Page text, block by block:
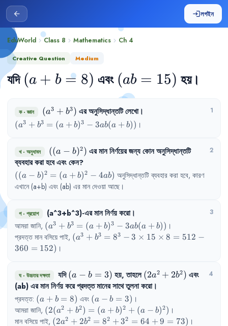
arrow_back loginলগইন
EduWorld chevron_right Class 8 chevron_right Mathematics chevron_right Ch 4
Creative Question Medium
যদি (a+b=8)
(a + b = 8) এবং (ab=15)
(ab = 15) হয়।
ক·জ্ঞান (a^{3}+b^{3})
(a3 + b3) এর অনুসিদ্ধান্তটি লেখো। 1
(a^{3}+b^{3}=
(a3 + b3 = (a + b)3 − 3ab(a + b)) ।
খ· অনুধাবন
((a-
b)^{2})
((a − b)2) এর মান নির্ণয়ের জন্য কোন অনুসিদ্ধান্তটি
ব্যবহারকরাহবেএবংকেন?
2
((a-
b)^{2}=
((a − b)2 = (a + b)2 − 4ab) অনুসিদ্ধান্তটি ব্যবহার করা হবে, কারণ
এখানে (a+b) এবং (ab) এর মান দেওয়া আছে ।
গ· প্রয়োগ (a^3+b^3)-এরমাননির্ণয়করো। 3
আমরা জানি, (a^{3}+b^{3}=
(a+b)^{3}-3ab(a+b))
(a3 + b3 = (a + b)3 − 3ab(a + b)) ।
প্রদত্ত মান বসিয়ে পাই, (a^{3}+b^{3}=
(a3 + b3 = 83 − 3 × 15 × 8 = 512 −
360 = 152) ।
ঘ· উচ্চতর দক্ষতা যদি (a-
b=3)
(a − b = 3) হয়, তাহলে (2a^{2}+2b^{2})
(2a2 + 2b2) এবং
(ab)এরমাননির্ণয়করেপ্রদত্তমানেরসাথেতুলনাকরো।
4
প্রদত্ত: (a+b=8)
(a + b = 8) এবং (a-
b=3)
(a − b = 3) ।
আমরা জানি, (2(a^{2}+b^{2})
= (a+b)^{2}+
(2(a2 + b2) = (a + b)2 + (a − b)2) ।
মান বসিয়ে পাই, (2a^{2}+2b^{2}=
(2a2 + 2b2 = 82 + 32 = 64 + 9 = 73) ।